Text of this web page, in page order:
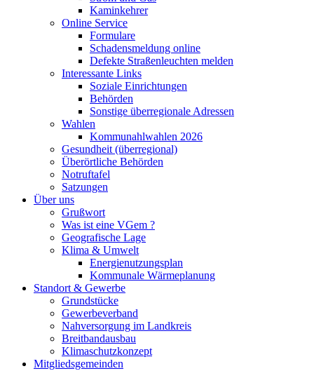
Kaminkehrer
Online Service
Formulare
Schadensmeldung online
Defekte Straßenleuchten melden
Interessante Links
Soziale Einrichtungen
Behörden
Sonstige überregionale Adressen
Wahlen
Kommunahlwahlen 2026
Gesundheit (überregional)
Überörtliche Behörden
Notruftafel
Satzungen
Über uns
Grußwort
Was ist eine VGem ?
Geografische Lage
Klima & Umwelt
Energienutzungsplan
Kommunale Wärmeplanung
Standort & Gewerbe
Grundstücke
Gewerbeverband
Nahversorgung im Landkreis
Breitbandausbau
Klimaschutzkonzept
Mitgliedsgemeinden